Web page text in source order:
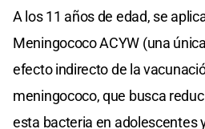
A los 11 años de edad, se
Meningococo ACYW (una
efecto indirecto de la
meningococo, que busca
esta bacteria en adolescentes